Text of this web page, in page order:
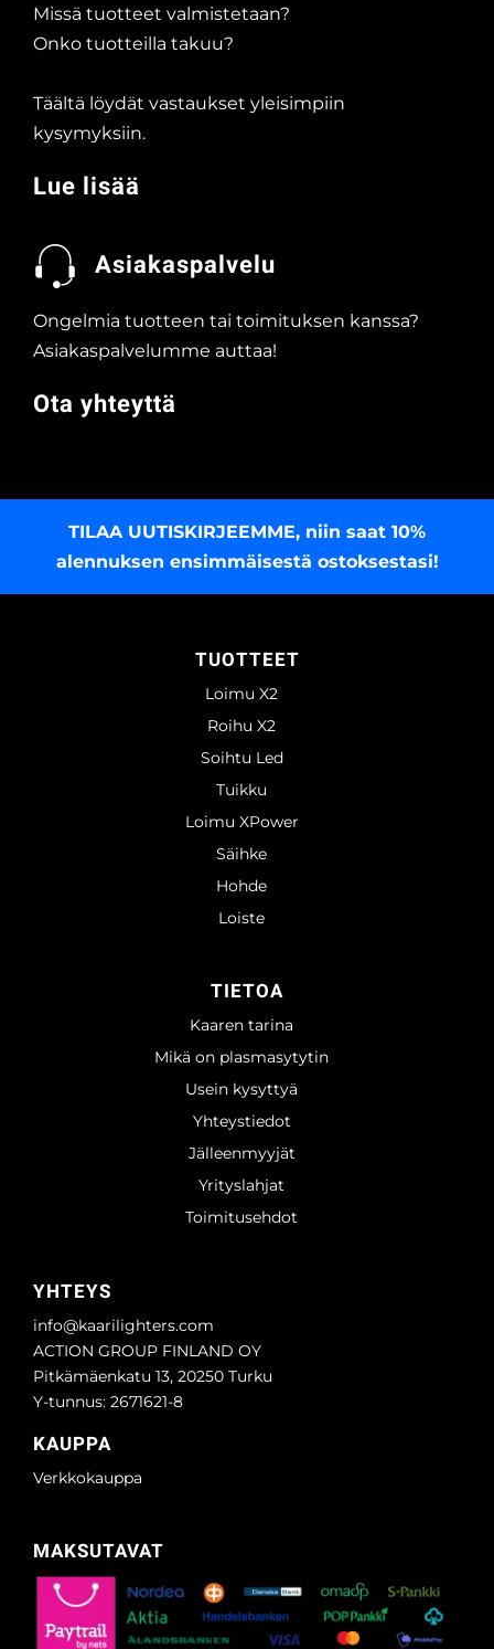
Missä tuotteet valmistetaan?
Onko tuotteilla takuu?
Täältä löydät vastaukset yleisimpiin
kysymyksiin.
Lue lisää
Asiakaspalvelu
Ongelmia tuotteen tai toimituksen kanssa?
Asiakaspalvelumme auttaa!
Ota yhteyttä
TILAA UUTISKIRJEEMME, niin saat 10%
alennuksen ensimmäisestä ostoksestasi!
TUOTTEET
Loimu X2
Roihu X2
Soihtu Led
Tuikku
Loimu XPower
Säihke
Hohde
Loiste
TIETOA
Kaaren tarina
Mikä on plasmasytytin
Usein kysyttyä
Yhteystiedot
Jälleenmyyjät
Yrityslahjat
Toimitusehdot
YHTEYS
info@kaarilighters.com
ACTION GROUP FINLAND OY
Pitkämäenkatu 13, 20250 Turku
Y-tunnus: 2671621-8
KAUPPA
Verkkokauppa
MAKSUTAVAT